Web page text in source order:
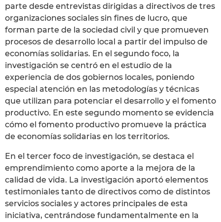
parte desde entrevistas dirigidas a directivos de tres
organizaciones sociales sin fines de lucro, que
forman parte de la sociedad civil y que promueven
procesos de desarrollo local a partir del impulso de
economías solidarias. En el segundo foco, la
investigación se centró en el estudio de la
experiencia de dos gobiernos locales, poniendo
especial atención en las metodologías y técnicas
que utilizan para potenciar el desarrollo y el fomento
productivo. En este segundo momento se evidencia
cómo el fomento productivo promueve la práctica
de economías solidarias en los territorios.
En el tercer foco de investigación, se destaca el
emprendimiento como aporte a la mejora de la
calidad de vida. La investigación aportó elementos
testimoniales tanto de directivos como de distintos
servicios sociales y actores principales de esta
iniciativa, centrándose fundamentalmente en la